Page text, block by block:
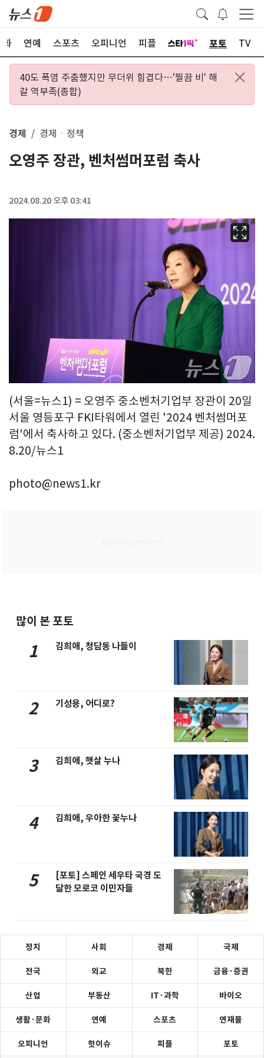
화 연예 스포츠 오피니언 피플 포토 TV
40도 폭염 주춤했지만 무더위 힘겹다…'찔끔 비' 해
갈 역부족(종합)
경제 경제ㆍ정책
오영주 장관, 벤처썸머포럼 축사
2024.08.20 오후 03:41
(서울=뉴스1) = 오영주 중소벤처기업부 장관이 20일
서울 영등포구 FKI타워에서 열린 '2024 벤처썸머포
럼'에서 축사하고 있다. (중소벤처기업부 제공) 2024.
8.20/뉴스1
photo@news1.kr
많이 본 포토
1 김희애, 청담동 나들이
2 기성용, 어디로?
3 김희애, 햇살 누나
4 김희애, 우아한 꽃누나
5
[포토] 스페인 세우타 국경 도
달한 모로코 이민자들
정치 사회 경제 국제
전국 외교 북한 금융·증권
산업 부동산 IT·과학 바이오
생활·문화 연예 스포츠 연재물
오피니언 핫이슈 피플 포토